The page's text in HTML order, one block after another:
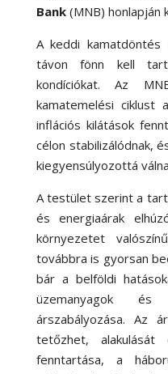
Bank (MNB)
A keddi kamatdöntés
távon fönn kell
kondíciókat. Az
kamatemelési ciklust
inflációs kilátások
célon stabilizálódnak,
kiegyensúlyozottá
A testület szerint a
és energiaárak
környezetet
továbbra is gyorsan
bár a belföldi
üzemanyagok
árszabályozása. Az
tetőzhet,
fenntartása, a